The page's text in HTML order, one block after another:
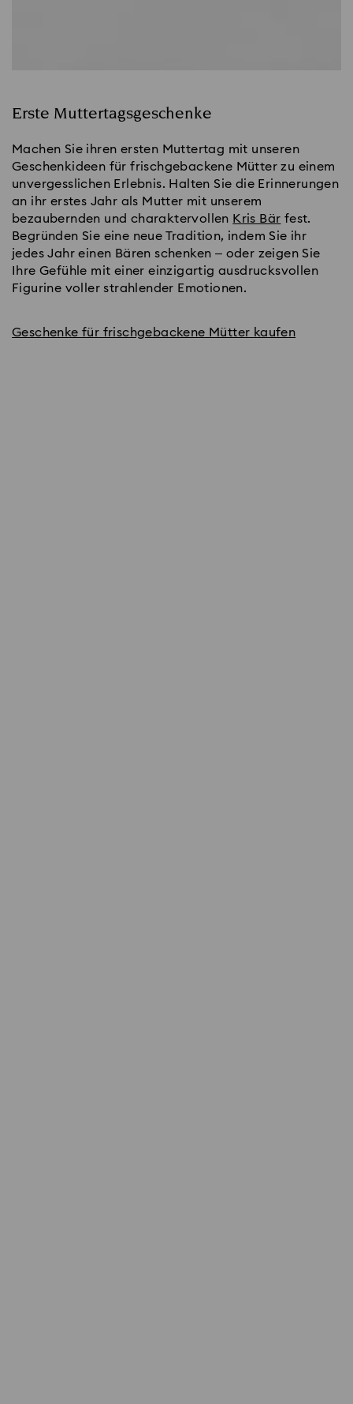
Erste Muttertagsgeschenke
Machen Sie ihren ersten Muttertag mit unseren
Geschenkideen für frischgebackene Mütter zu einem
unvergesslichen Erlebnis. Halten Sie die Erinnerungen
an ihr erstes Jahr als Mutter mit unserem
bezaubernden und charaktervollen Kris Bär fest.
Begründen Sie eine neue Tradition, indem Sie ihr
jedes Jahr einen Bären schenken – oder zeigen Sie
Ihre Gefühle mit einer einzigartig ausdrucksvollen
Figurine voller strahlender Emotionen.
Geschenke für frischgebackene Mütter kaufen